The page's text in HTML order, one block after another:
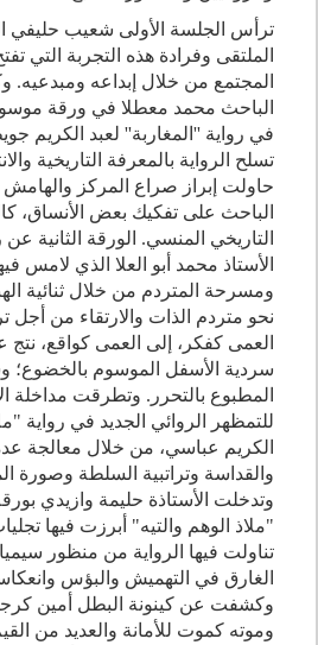
ترأس الجلسة الأولى شعيب حليفي
الملتقى وفرادة هذه التجربة التي
المجتمع من خلال إبداعه ومبدعيه.
الباحث محمد معطلا في ورقة
في رواية ''المغاربة'' لعبد الكريم
تسلح الرواية بالمعرفة التاريخية
حاولت إبراز صراع المركز والهامش
الباحث على تفكيك بعض الأنساق،
التاريخي المنسي. الورقة الثانية عن
الأستاذ محمد أبو العلا الذي لامس
ومسرحة المتردم من خلال ثنائية
نحو متردم الذات والارتقاء من
العمى كفكر، إلى العمى كواقع، نتج
سردية الأسفل الموسوم بالخضوع؛
المطبوع بالتحرر. وتطرقت مداخلة
للتمظهر الروائي الجديد في رواية
الكريم عباسي، من خلال معالجة
والقداسة وتراتبية السلطة وصورة
وتدخلت الأستاذة حليمة وازيدي
"ملاذ الوهم والتيه" أبرزت فيها
تناولت فيها الرواية من منظور
الغارق في التهميش والبؤس
وكشفت عن كينونة البطل أمين كرجل
وموته كموت للأمانة والعديد من